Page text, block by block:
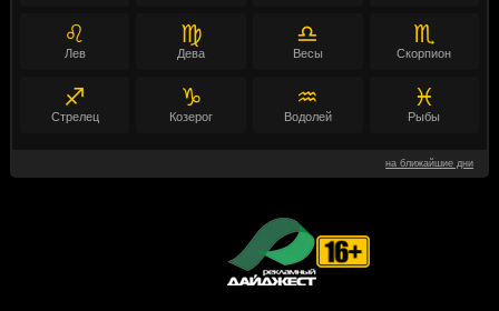
♌
Лев
♍
Дева
♎
Весы
♏
Скорпион
♐
Стрелец
♑
Козерог
♒
Водолей
♓
Рыбы
на ближайшие дни